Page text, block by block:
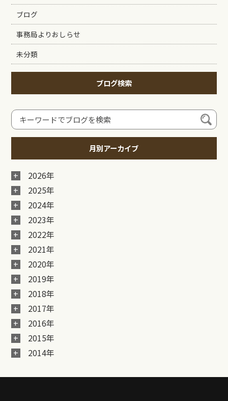
ブログ
事務局よりおしらせ
未分類
ブログ検索
月別アーカイブ
2026年
2025年
2024年
2023年
2022年
2021年
2020年
2019年
2018年
2017年
2016年
2015年
2014年